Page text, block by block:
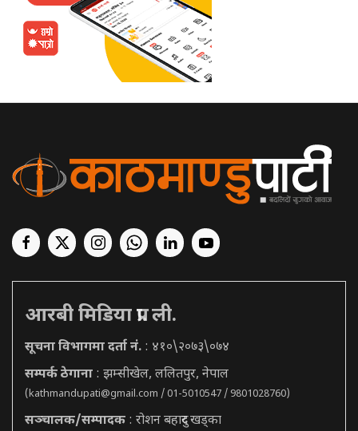
आरबी मिडिया प्रा. ली.
सूचना विभागमा दर्ता नं. : ४१०\२०७३\०७४
सम्पर्क ठेगाना : झम्सीखेल, ललितपुर, नेपाल
(kathmandupati@gmail.com / 01-5010547 / 9801028760)
सञ्चालक/सम्पादक : रोशन बहादुर खड्का